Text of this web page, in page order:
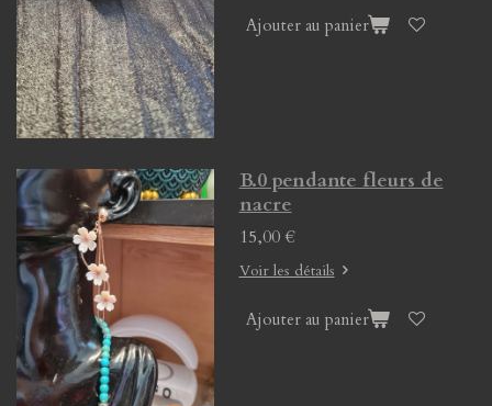
Ajouter au panier
B.0 pendante fleurs de
nacre
15,00 €
Voir les détails
Ajouter au panier